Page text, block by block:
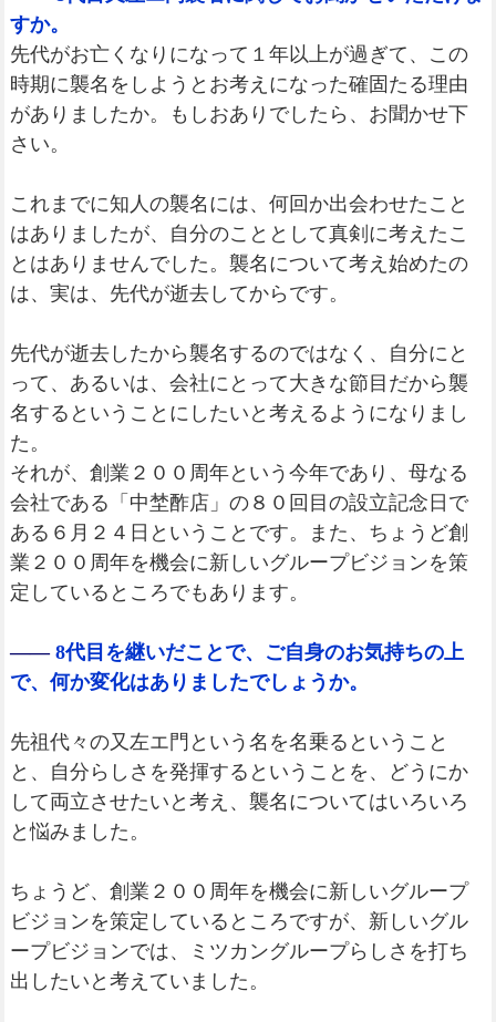
すか。
先代がお亡くなりになって１年以上が過ぎて、この
時期に襲名をしようとお考えになった確固たる理由
がありましたか。もしおありでしたら、お聞かせ下
さい。
これまでに知人の襲名には、何回か出会わせたこと
はありましたが、自分のこととして真剣に考えたこ
とはありませんでした。襲名について考え始めたの
は、実は、先代が逝去してからです。
先代が逝去したから襲名するのではなく、自分にと
って、あるいは、会社にとって大きな節目だから襲
名するということにしたいと考えるようになりまし
た。
それが、創業２００周年という今年であり、母なる
会社である「中埜酢店」の８０回目の設立記念日で
ある６月２４日ということです。また、ちょうど創
業２００周年を機会に新しいグループビジョンを策
定しているところでもあります。
―― 8代目を継いだことで、ご自身のお気持ちの上
で、何か変化はありましたでしょうか。
先祖代々の又左エ門という名を名乗るということ
と、自分らしさを発揮するということを、どうにか
して両立させたいと考え、襲名についてはいろいろ
と悩みました。
ちょうど、創業２００周年を機会に新しいグループ
ビジョンを策定しているところですが、新しいグル
ープビジョンでは、ミツカングループらしさを打ち
出したいと考えていました。